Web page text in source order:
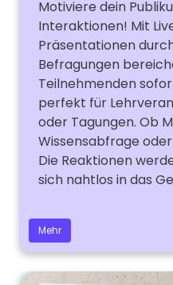
Motiviere dein
Interaktionen! Mit
Präsentationen
Befragungen
Teilnehmenden
perfekt für
oder Tagungen. Ob
Wissensabfrage
Die Reaktionen
sich nahtlos in das
Mehr